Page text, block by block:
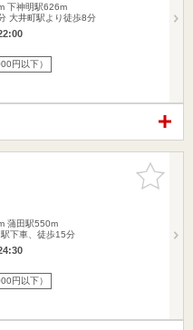
下神明駅626m
大井町駅より徒歩8分
円以下）
お気に入
りに追加
蒲田駅550m
下車、徒歩15分
円以下）